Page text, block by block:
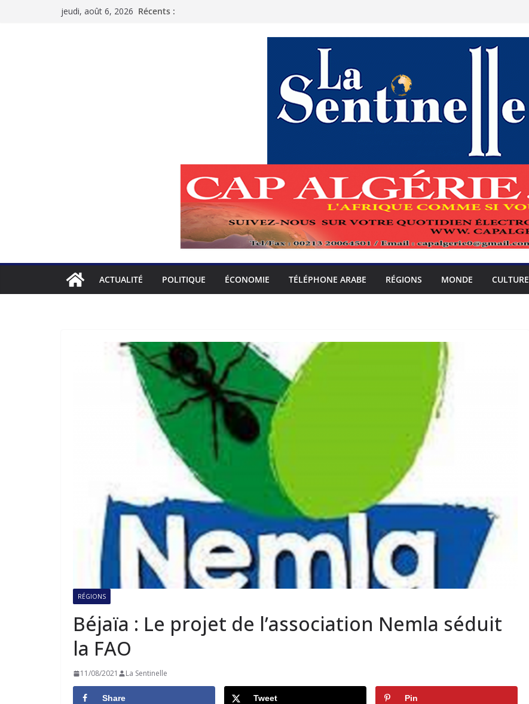
jeudi, août 6, 2026 Récents :
ACTUALITÉ POLITIQUE ÉCONOMIE TÉLÉPHONE ARABE RÉGIONS MONDE CULTURE
RÉGIONS
Béjaïa : Le projet de l’association Nemla séduit
la FAO
11/08/2021 La Sentinelle
Share Tweet Pin